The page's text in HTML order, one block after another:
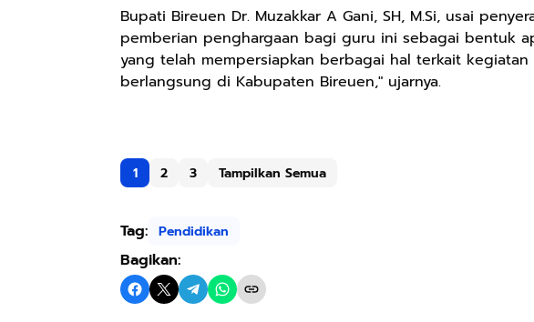
Bupati Bireuen Dr. Muzakkar A Gani, SH, M.Si, usai
pemberian penghargaan bagi guru ini sebagai bentuk
yang telah mempersiapkan berbagai hal terkait
berlangsung di Kabupaten Bireuen," ujarnya.
1 2 3 Tampilkan Semua
Tag: Pendidikan
Bagikan: